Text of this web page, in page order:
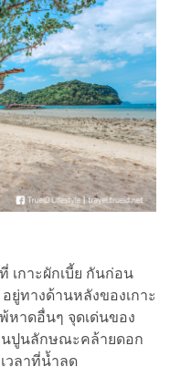
กาะผักเบี้ย กันก่อน
ยู่ทางด้านหลังของเกาะ
หาดอื่นๆ จุดเด่นของ
นปูนลักษณะคล้ายดอก
วลาที่น้ำลด